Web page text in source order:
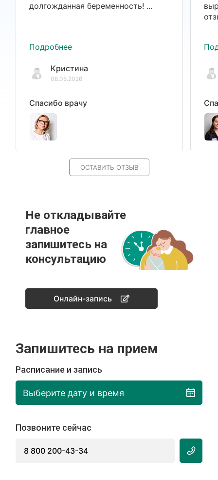
долгожданная беременность! ...
Подробнее
Кристина
08.05.2026
Спасибо врачу
ОСТАВИТЬ ОТЗЫВ
Не откладывайте
главное
запишитесь на
консультацию
Онлайн-запись
Запишитесь на прием
Расписание и запись
Выберите дату и время
Позвоните сейчас
8 800 200-43-34